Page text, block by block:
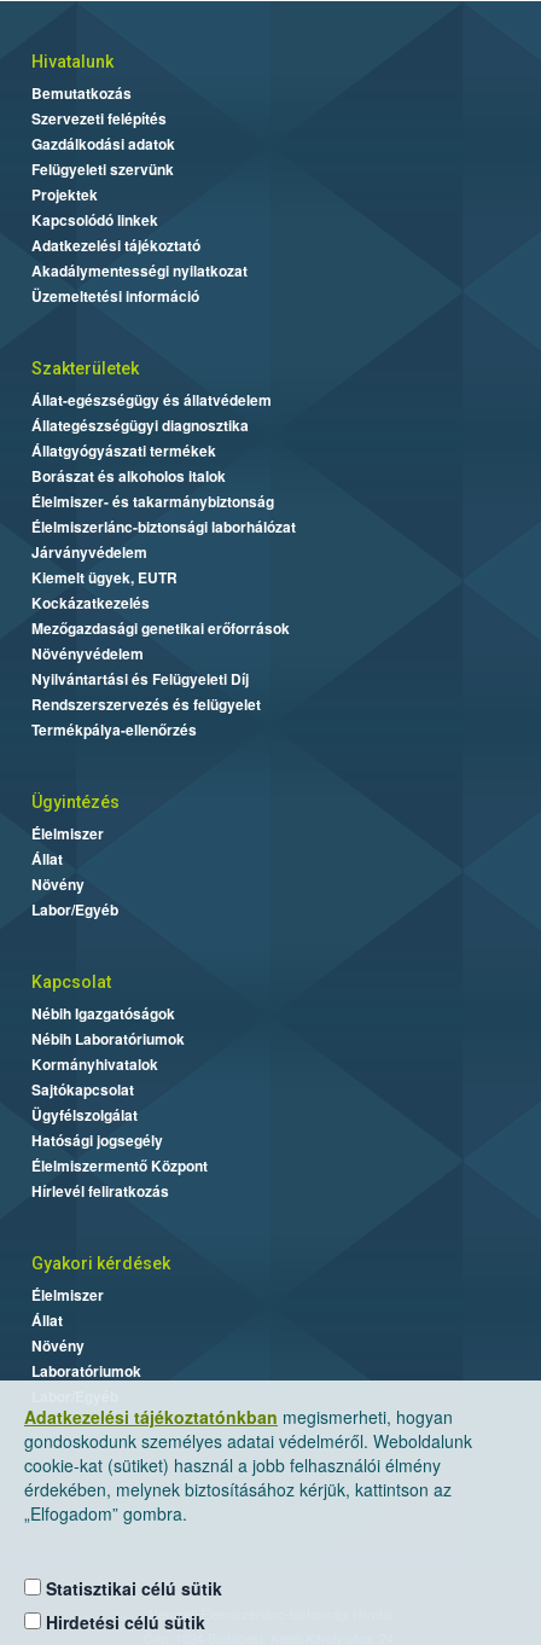
Adatkezelési tájékoztatónkban megismerheti, hogyan
gondoskodunk személyes adatai védelméről. Weboldalunk
cookie-kat (sütiket) használ a jobb felhasználói élmény
érdekében, melynek biztosításához kérjük, kattintson az
„Elfogadom” gombra.
Statisztikai célú sütik
Hirdetési célú sütik
Hivatalunk
Bemutatkozás
Szervezeti felépítés
Gazdálkodási adatok
Felügyeleti szervünk
Projektek
Kapcsolódó linkek
Adatkezelési tájékoztató
Akadálymentességi nyilatkozat
Üzemeltetési információ
Szakterületek
Állat-egészségügy és állatvédelem
Állategészségügyi diagnosztika
Állatgyógyászati termékek
Borászat és alkoholos italok
Élelmiszer- és takarmánybiztonság
Élelmiszerlánc-biztonsági laborhálózat
Járványvédelem
Kiemelt ügyek, EUTR
Kockázatkezelés
Mezőgazdasági genetikai erőforrások
Növényvédelem
Nyilvántartási és Felügyeleti Díj
Rendszerszervezés és felügyelet
Termékpálya-ellenőrzés
Ügyintézés
Élelmiszer
Állat
Növény
Labor/Egyéb
Kapcsolat
Nébih Igazgatóságok
Nébih Laboratóriumok
Kormányhivatalok
Sajtókapcsolat
Ügyfélszolgálat
Hatósági jogsegély
Élelmiszermentő Központ
Hírlevél feliratkozás
Gyakori kérdések
Élelmiszer
Állat
Növény
Laboratóriumok
Nemzeti Élelmiszerlánc-biztonsági Hivatal